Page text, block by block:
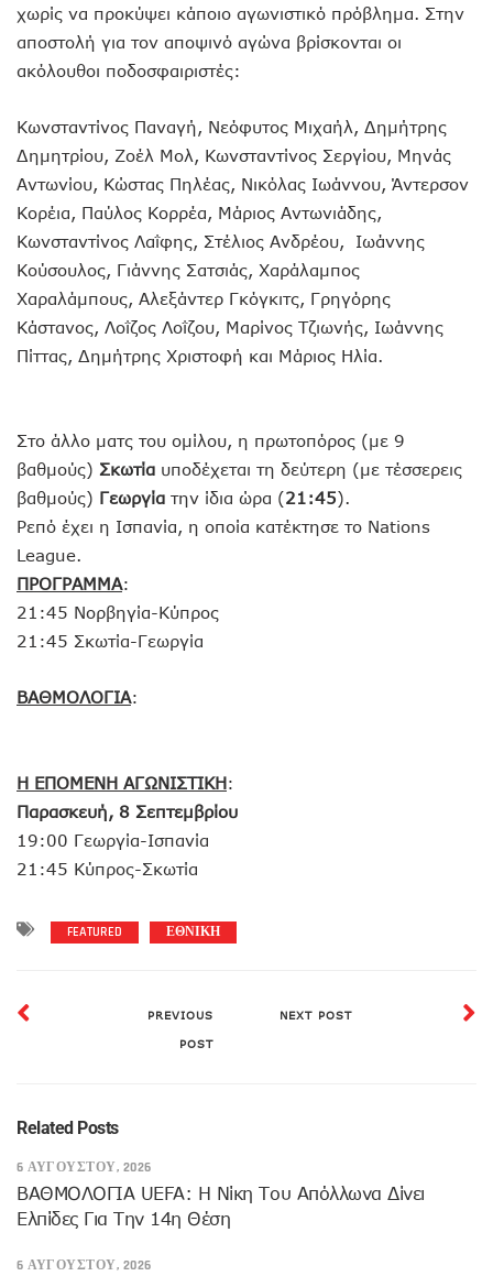
χωρίς να προκύψει κάποιο αγωνιστικό πρόβλημα. Στην
αποστολή για τον αποψινό αγώνα βρίσκονται οι
ακόλουθοι ποδοσφαιριστές:
Κωνσταντίνος Παναγή, Νεόφυτος Μιχαήλ, Δημήτρης
Δημητρίου, Ζοέλ Μολ, Κωνσταντίνος Σεργίου, Μηνάς
Αντωνίου, Κώστας Πηλέας, Νικόλας Ιωάννου, Άντερσον
Κορέια, Παύλος Κορρέα, Μάριος Αντωνιάδης,
Κωνσταντίνος Λαΐφης, Στέλιος Ανδρέου, Ιωάννης
Κούσουλος, Γιάννης Σατσιάς, Χαράλαμπος
Χαραλάμπους, Αλεξάντερ Γκόγκιτς, Γρηγόρης
Κάστανος, Λοΐζος Λοΐζου, Μαρίνος Τζιωνής, Ιωάννης
Πίττας, Δημήτρης Χριστοφή και Μάριος Ηλία.
Στο άλλο ματς του ομίλου, η πρωτοπόρος (με 9
βαθμούς) Σκωτία υποδέχεται τη δεύτερη (με τέσσερεις
βαθμούς) Γεωργία την ίδια ώρα (21:45).
Ρεπό έχει η Ισπανία, η οποία κατέκτησε το Nations
League.
ΠΡΟΓΡΑΜΜΑ:
21:45 Νορβηγία-Κύπρος
21:45 Σκωτία-Γεωργία
ΒΑΘΜΟΛΟΓΙΑ:
Η ΕΠΟΜΕΝΗ ΑΓΩΝΙΣΤΙΚΗ:
Παρασκευή, 8 Σεπτεμβρίου
19:00 Γεωργία-Ισπανία
21:45 Κύπρος-Σκωτία
FEATURED ΕΘΝΙΚΗ
PREVIOUS
POST
NEXT POST
Related Posts
6 ΑΥΓΟΎΣΤΟΥ, 2026
ΒΑΘΜΟΛΟΓΙΑ UEFA: Η Νίκη Του Απόλλωνα Δίνει
Ελπίδες Για Την 14η Θέση
6 ΑΥΓΟΎΣΤΟΥ, 2026